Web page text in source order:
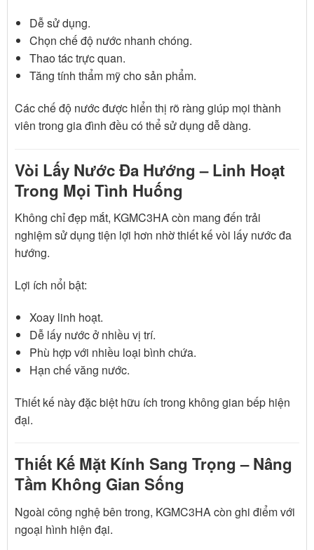
Dễ sử dụng.
Chọn chế độ nước nhanh chóng.
Thao tác trực quan.
Tăng tính thẩm mỹ cho sản phẩm.
Các chế độ nước được hiển thị rõ ràng giúp mọi thành
viên trong gia đình đều có thể sử dụng dễ dàng.
Vòi Lấy Nước Đa Hướng – Linh Hoạt
Trong Mọi Tình Huống
Không chỉ đẹp mắt, KGMC3HA còn mang đến trải
nghiệm sử dụng tiện lợi hơn nhờ thiết kế vòi lấy nước đa
hướng.
Lợi ích nổi bật:
Xoay linh hoạt.
Dễ lấy nước ở nhiều vị trí.
Phù hợp với nhiều loại bình chứa.
Hạn chế văng nước.
Thiết kế này đặc biệt hữu ích trong không gian bếp hiện
đại.
Thiết Kế Mặt Kính Sang Trọng – Nâng
Tầm Không Gian Sống
Ngoài công nghệ bên trong, KGMC3HA còn ghi điểm với
ngoại hình hiện đại.